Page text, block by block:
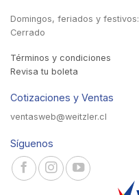
Domingos, feriados y festivos:
Cerrado
Términos y condiciones
Revisa tu boleta
Cotizaciones y Ventas
ventasweb@weitzler.cl
Síguenos